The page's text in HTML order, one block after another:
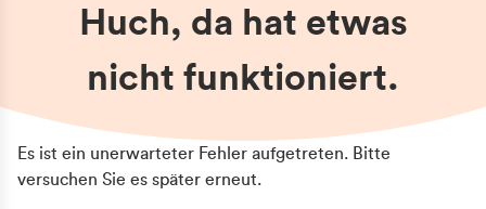
Huch, da hat etwas
nicht funktioniert.
Es ist ein unerwarteter Fehler aufgetreten. Bitte
versuchen Sie es später erneut.